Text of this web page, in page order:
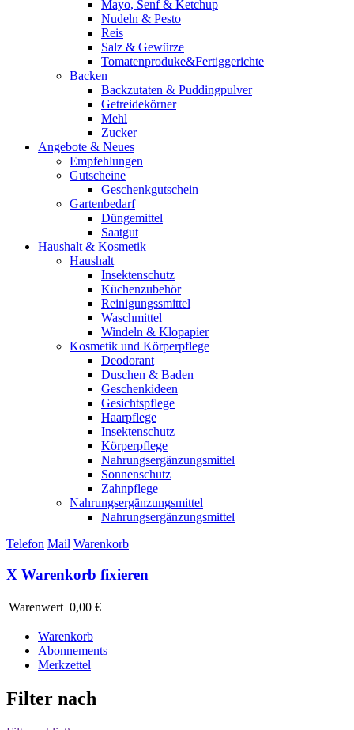
Mayo, Senf & Ketchup
Nudeln & Pesto
Reis
Salz & Gewürze
Tomatenproduke&Fertiggerichte
Backen
Backzutaten & Puddingpulver
Getreidekörner
Mehl
Zucker
Angebote & Neues
Empfehlungen
Gutscheine
Geschenkgutschein
Gartenbedarf
Düngemittel
Saatgut
Haushalt & Kosmetik
Haushalt
Insektenschutz
Küchenzubehör
Reinigungssmittel
Waschmittel
Windeln & Klopapier
Kosmetik und Körperpflege
Deodorant
Duschen & Baden
Geschenkideen
Gesichtspflege
Haarpflege
Insektenschutz
Körperpflege
Nahrungsergänzungsmittel
Sonnenschutz
Zahnpflege
Nahrungsergänzungsmittel
Nahrungsergänzungsmittel
Telefon Mail Warenkorb
X Warenkorb fixieren
Warenwert 0,00 €
Warenkorb
Abonnements
Merkzettel
Filter nach